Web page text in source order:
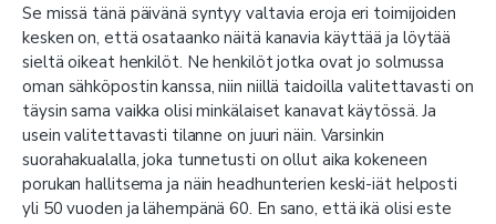
Se missä tänä päivänä syntyy valtavia eroja eri toimijoiden
kesken on, että osataanko näitä kanavia käyttää ja löytää
sieltä oikeat henkilöt. Ne henkilöt jotka ovat jo solmussa
oman sähköpostin kanssa, niin niillä taidoilla valitettavasti on
täysin sama vaikka olisi minkälaiset kanavat käytössä. Ja
usein valitettavasti tilanne on juuri näin. Varsinkin
suorahakualalla, joka tunnetusti on ollut aika kokeneen
porukan hallitsema ja näin headhunterien keski-iät helposti
yli 50 vuoden ja lähempänä 60. En sano, että ikä olisi este